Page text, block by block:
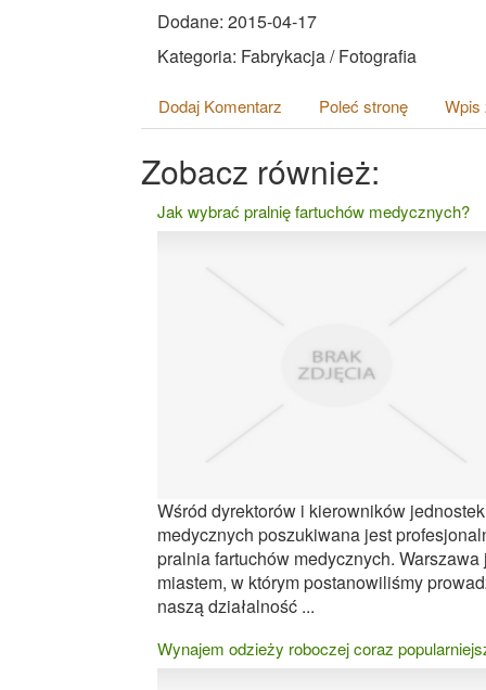
Dodane: 2015-04-17
Kategoria: Fabrykacja / Fotografia
Dodaj Komentarz Poleć stronę Wpis
Zobacz również:
Jak wybrać pralnię fartuchów medycznych?
Wśród dyrektorów i kierowników jednostek
medycznych poszukiwana jest
pralnia fartuchów medycznych. Warszawa
miastem, w którym postanowiliśmy
naszą działalność ...
Wynajem odzieży roboczej coraz